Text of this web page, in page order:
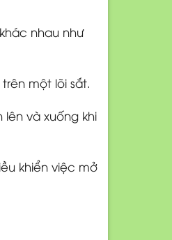
nhau như
một lõi sắt.
và xuống khi
khiển việc mở